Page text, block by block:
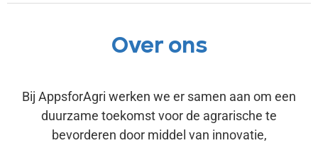
Over ons
Bij AppsforAgri werken we er samen aan om een
duurzame toekomst voor de agrarische te
bevorderen door middel van innovatie,